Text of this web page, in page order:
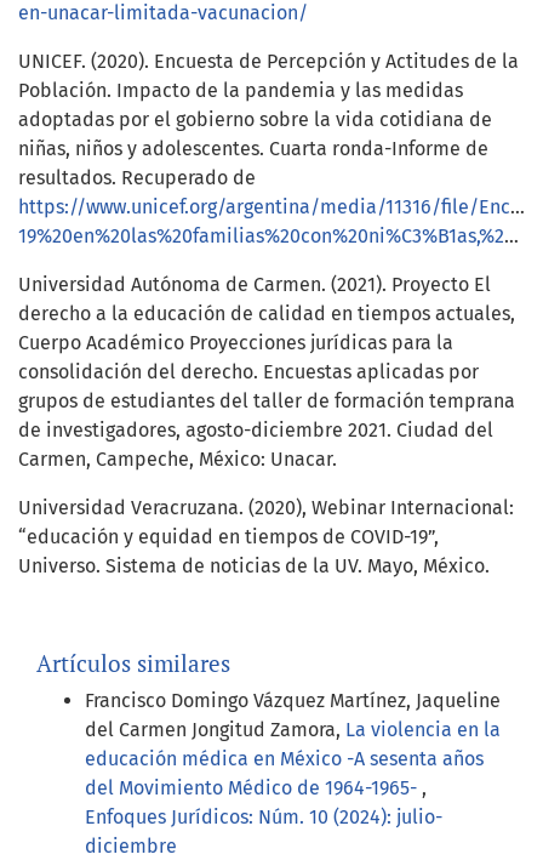
en-unacar-limitada-vacunacion/
UNICEF. (2020). Encuesta de Percepción y Actitudes de la
Población. Impacto de la pandemia y las medidas
adoptadas por el gobierno sobre la vida cotidiana de
niñas, niños y adolescentes. Cuarta ronda-Informe de
resultados. Recuperado de
https://www.unicef.org/argentina/media/11316/file/
19%20en%20las%20familias%20con%20ni%C3%B1as,%20ni%C3%B1os%20y%20adolescentes.pdf
Universidad Autónoma de Carmen. (2021). Proyecto El
derecho a la educación de calidad en tiempos actuales,
Cuerpo Académico Proyecciones jurídicas para la
consolidación del derecho. Encuestas aplicadas por
grupos de estudiantes del taller de formación temprana
de investigadores, agosto-diciembre 2021. Ciudad del
Carmen, Campeche, México: Unacar.
Universidad Veracruzana. (2020), Webinar Internacional:
“educación y equidad en tiempos de COVID-19”,
Universo. Sistema de noticias de la UV. Mayo, México.
Artículos similares
Francisco Domingo Vázquez Martínez, Jaqueline
del Carmen Jongitud Zamora, La violencia en la
educación médica en México -A sesenta años
del Movimiento Médico de 1964-1965- ,
Enfoques Jurídicos: Núm. 10 (2024): julio-
diciembre